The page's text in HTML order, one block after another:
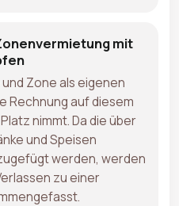
mit
Zone als eigenen
Rechnung auf diesem
nimmt. Da die über
und Speisen
werden, werden
zu einer